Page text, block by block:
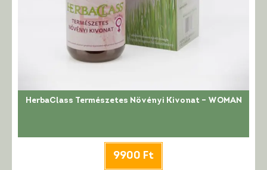
HerbaClass Természetes Növényi Kivonat – WOMAN
9900 Ft